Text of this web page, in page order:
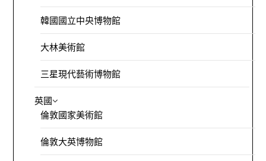
韓國國立中央博物館
大林美術館
三星現代藝術博物館
英國
倫敦國家美術館
倫敦大英博物館